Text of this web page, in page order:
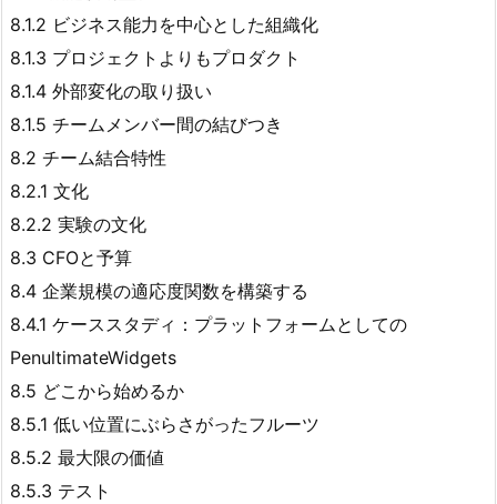
8.1.2 ビジネス能力を中心とした組織化
8.1.3 プロジェクトよりもプロダクト
8.1.4 外部変化の取り扱い
8.1.5 チームメンバー間の結びつき
8.2 チーム結合特性
8.2.1 文化
8.2.2 実験の文化
8.3 CFOと予算
8.4 企業規模の適応度関数を構築する
8.4.1 ケーススタディ：プラットフォームとしての
PenultimateWidgets
8.5 どこから始めるか
8.5.1 低い位置にぶらさがったフルーツ
8.5.2 最大限の価値
8.5.3 テスト